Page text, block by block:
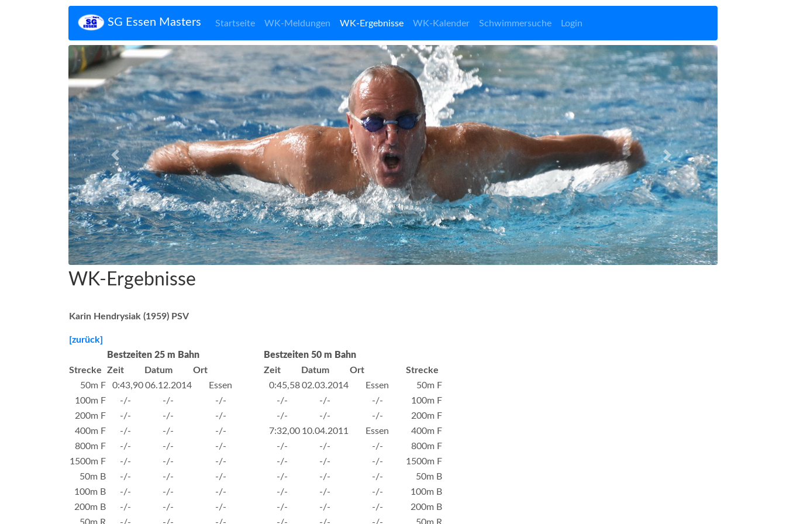
SG Essen Masters Startseite WK-Meldungen WK-Ergebnisse WK-Kalender Schwimmersuche Login
Zurück Vor
WK-Ergebnisse
Karin Hendrysiak (1959) PSV
[zurück]
Bestzeiten 25 m Bahn
Bestzeiten 50 m Bahn
Strecke
Zeit Datum Ort Zeit Datum Ort
Strecke
50m F
0:43,9006.12.2014 Essen 0:45,5802.03.2014 Essen
50m F
100m F
-/- -/- -/- -/- -/- -/-
100m F
200m F
-/- -/- -/- -/- -/- -/-
200m F
400m F
-/- -/- -/- 7:32,00 10.04.2011 Essen
400m F
800m F
-/- -/- -/- -/- -/- -/-
800m F
1500m F
-/- -/- -/- -/- -/- -/-
1500m F
50m B
-/- -/- -/- -/- -/- -/-
50m B
100m B
-/- -/- -/- -/- -/- -/-
100m B
200m B
-/- -/- -/- -/- -/- -/-
200m B
50m R
-/- -/- -/- -/- -/- -/- 50m R